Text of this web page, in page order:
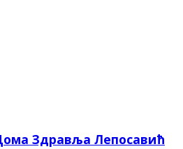
Здравља Лепосавић